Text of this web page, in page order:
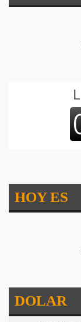
HOY ES
DOLAR